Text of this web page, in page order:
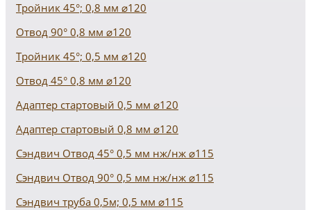
Тройник 45°; 0,8 мм ⌀120
Отвод 90° 0,8 мм ⌀120
Тройник 45°; 0,5 мм ⌀120
Отвод 45° 0,8 мм ⌀120
Адаптер стартовый 0,5 мм ⌀120
Адаптер стартовый 0,8 мм ⌀120
Сэндвич Отвод 45° 0,5 мм нж/нж ⌀115
Сэндвич Отвод 90° 0,5 мм нж/нж ⌀115
Сэндвич труба 0,5м; 0,5 мм ⌀115